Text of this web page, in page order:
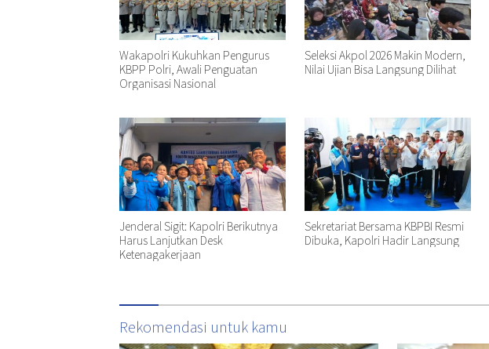
Wakapolri Kukuhkan Pengurus
KBPP Polri, Awali Penguatan
Organisasi Nasional
Seleksi Akpol 2026 Makin Modern,
Nilai Ujian Bisa Langsung Dilihat
Jenderal Sigit: Kapolri Berikutnya
Harus Lanjutkan Desk
Ketenagakerjaan
Sekretariat Bersama KBPBI Resmi
Dibuka, Kapolri Hadir Langsung
Rekomendasi untuk kamu